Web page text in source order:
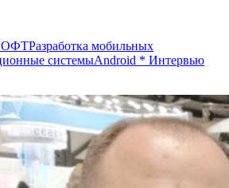
Разработка мобильных
системыAndroid * Интервью